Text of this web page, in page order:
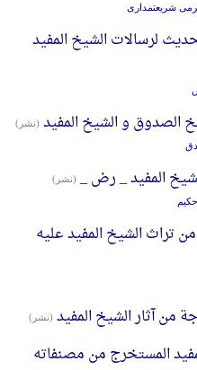
شریعتمداری
لرسالات الشیخ المفید
الصدوق و الشیخ المفید (نشر)
المفید _ رض _ (نشر)
تراث الشیخ المفید علیه
من آثار الشیخ المفید (نشر)
المستخرج من مصنفاته